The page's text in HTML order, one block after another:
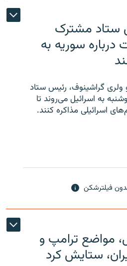
ستاد مشترک
درباره سوریه به
ولری گراشینوف، رئیس ستاد
به اسرائیل می‌روند تا
اسرائیلی مذاکره کنند.
فیلترشکن
مواضع ترامپ و
ستایش کرد